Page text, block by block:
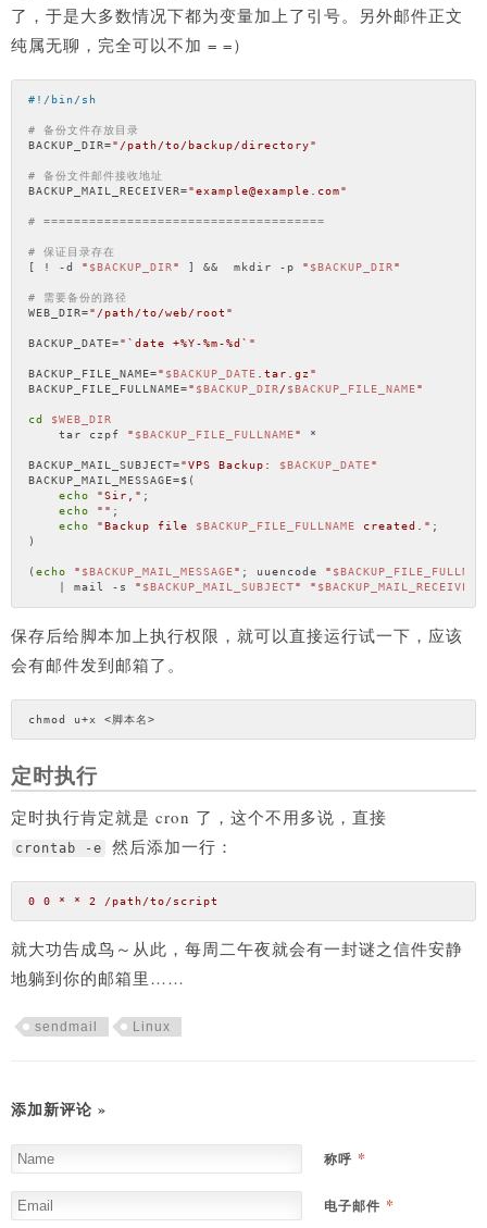
了，于是大多数情况下都为变量加上了引号。另外邮件正文
纯属无聊，完全可以不加 = =）
# 备份文件存放目录
BACKUP_DIR="/path/to/backup/directory"
# 备份文件邮件接收地址
BACKUP_MAIL_RECEIVER="example@example.com"
# =====================================
# 保证目录存在
[ ! -d
" $BACKUP_DIR" ] &&  mkdir -p " $BACKUP_DIR"
# 需要备份的路径
WEB_DIR="/path/to/web/root"
BACKUP_DATE="`date +%Y-%m-%d`"
BACKUP_FILE_NAME=" $BACKUP_DATE .tar.gz"
BACKUP_FILE_FULLNAME=" $BACKUP_DIR/ $BACKUP_FILE_NAME"
cd
$WEB_DIR
    tar czpf
" $BACKUP_FILE_FULLNAME" *
BACKUP_MAIL_SUBJECT="VPS Backup: $BACKUP_DATE"
BACKUP_MAIL_MESSAGE=$(
echo
"Sir," ;
echo
"" ;
echo
"Backup file $BACKUP_FILE_FULLNAME created." ;
)
( echo " $BACKUP_MAIL_MESSAGE" ; uuencode "
    | mail -s
" $BACKUP_MAIL_SUBJECT" " $BACKUP_MAIL_RECEIVER
保存后给脚本加上执行权限，就可以直接运行试一下，应该
会有邮件发到邮箱了。
定时执行
定时执行肯定就是 cron 了，这个不用多说，直接
crontab -e 然后添加一行：
0 0 * * 2 /path/to/script
就大功告成鸟～从此，每周二午夜就会有一封谜之信件安静
地躺到你的邮箱里……
sendmail Linux
添加新评论 »
称呼 *
电子邮件 *